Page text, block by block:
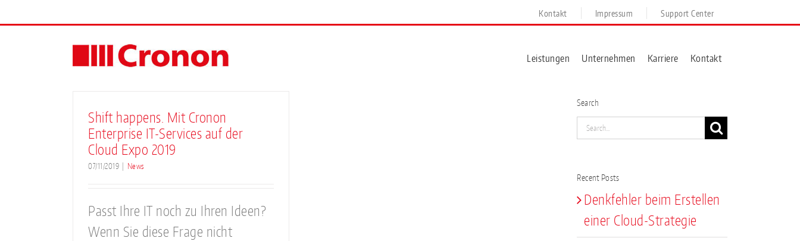
to
Kontakt Impressum Support Center
Leistungen Unternehmen Karriere Kontakt
Shift happens. Mit Cronon
Enterprise IT-Services auf der
Cloud Expo 2019
07/11/2019 News
Passt Ihre IT noch zu Ihren Ideen?
Wenn Sie diese Frage nicht
Search
Search
for:
Recent Posts
Denkfehler beim Erstellen
einer Cloud-Strategie